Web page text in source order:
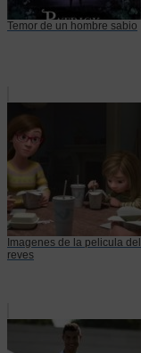
Temor de un hombre sabio
Imagenes de la pelicula del
reves